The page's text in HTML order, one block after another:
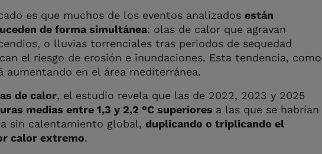
es que muchos de los eventos analizados están
de forma simultánea: olas de calor que agravan
o lluvias torrenciales tras periodos de sequedad
el riesgo de erosión e inundaciones. Esta tendencia, como
aumentando en el área mediterránea.
de calor, el estudio revela que las de 2022, 2023 y 2025
medias entre 1,3 y 2,2 °C superiores a las que se habrían
sin calentamiento global, duplicando o triplicando el
calor extremo.